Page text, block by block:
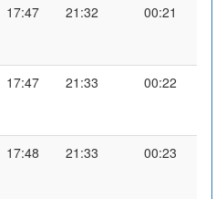
17:47 21:32 00:21
17:47 21:33 00:22
17:48 21:33 00:23